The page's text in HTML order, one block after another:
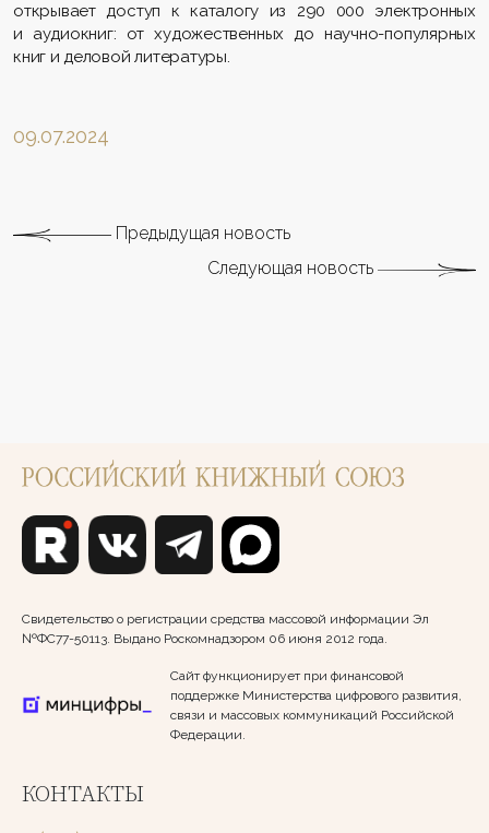
открывает доступ к каталогу из 290 000 электронных
и аудиокниг: от художественных до научно-популярных
книг и деловой литературы.
09.07.2024
Предыдущая новость
Следующая новость
Свидетельство о регистрации средства массовой информации Эл
№ФС77-50113. Выдано Роскомнадзором 06 июня 2012 года.
Сайт функционирует при финансовой
поддержке Министерства цифрового развития,
связи и массовых коммуникаций Российской
Федерации.
КОНТАКТЫ